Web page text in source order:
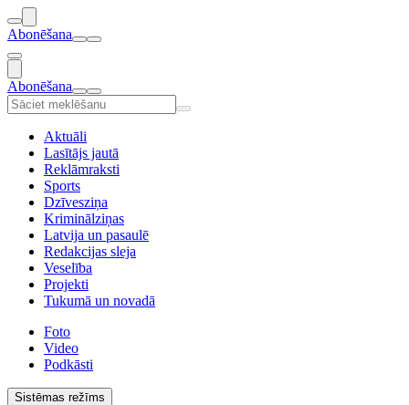
Abonēšana
Abonēšana
Aktuāli
Lasītājs jautā
Reklāmraksti
Sports
Dzīvesziņa
Kriminālziņas
Latvija un pasaulē
Redakcijas sleja
Veselība
Projekti
Tukumā un novadā
Foto
Video
Podkāsti
Sistēmas režīms